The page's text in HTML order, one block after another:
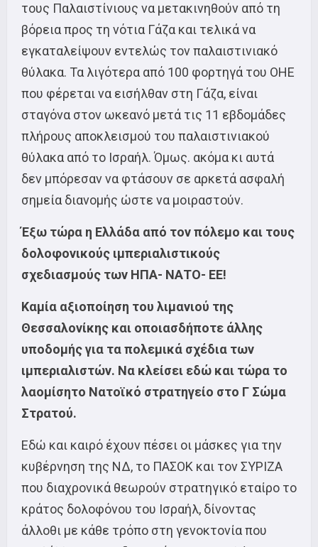
τους Παλαιστίνιους να μετακινηθούν από τη
βόρεια προς τη νότια Γάζα και τελικά να
εγκαταλείψουν εντελώς τον παλαιστινιακό
θύλακα. Τα λιγότερα από 100 φορτηγά του ΟΗΕ
που φέρεται να εισήλθαν στη Γάζα, είναι
σταγόνα στον ωκεανό μετά τις 11 εβδομάδες
πλήρους αποκλεισμού του παλαιστινιακού
θύλακα από το Ισραήλ. Όμως. ακόμα κι αυτά
δεν μπόρεσαν να φτάσουν σε αρκετά ασφαλή
σημεία διανομής ώστε να μοιραστούν.
Έξω τώρα η Ελλάδα από τον πόλεμο και τους
δολοφονικούς ιμπεριαλιστικούς
σχεδιασμούς των ΗΠΑ- ΝΑΤΟ- ΕΕ!
Καμία αξιοποίηση του λιμανιού της
Θεσσαλονίκης και οποιασδήποτε άλλης
υποδομής για τα πολεμικά σχέδια των
ιμπεριαλιστών. Να κλείσει εδώ και τώρα το
λαομίσητο Νατοϊκό στρατηγείο στο Γ Σώμα
Στρατού.
Εδώ και καιρό έχουν πέσει οι μάσκες για την
κυβέρνηση της ΝΔ, το ΠΑΣΟΚ και τον ΣΥΡΙΖΑ
που διαχρονικά θεωρούν στρατηγικό εταίρο το
κράτος δολοφόνου του Ισραήλ, δίνοντας
άλλοθι με κάθε τρόπο στη γενοκτονία που